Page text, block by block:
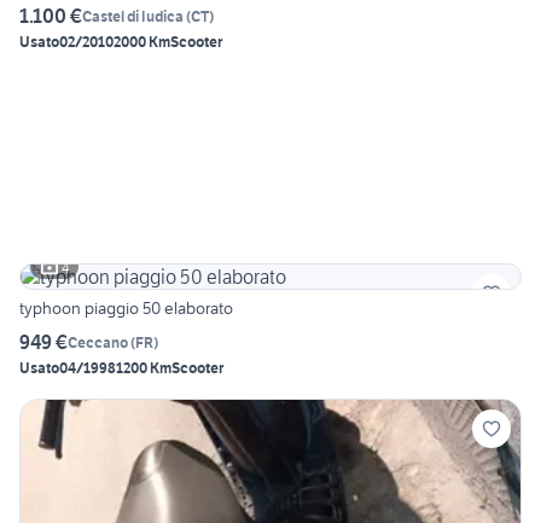
1.100 €Castel di Iudica (CT)
Usato02/20102000 KmScooter
4
typhoon piaggio 50 elaborato
949 €Ceccano(FR)
Usato04/19981200 KmScooter